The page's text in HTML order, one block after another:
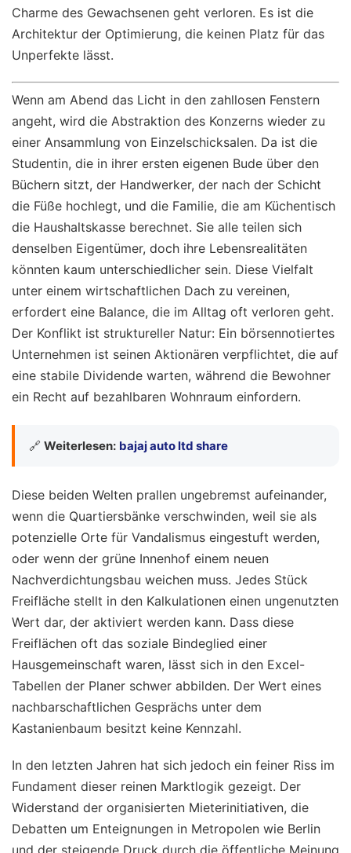
Charme des Gewachsenen geht verloren. Es ist die
Architektur der Optimierung, die keinen Platz für das
Unperfekte lässt.
Wenn am Abend das Licht in den zahllosen Fenstern
angeht, wird die Abstraktion des Konzerns wieder zu
einer Ansammlung von Einzelschicksalen. Da ist die
Studentin, die in ihrer ersten eigenen Bude über den
Büchern sitzt, der Handwerker, der nach der Schicht
die Füße hochlegt, und die Familie, die am Küchentisch
die Haushaltskasse berechnet. Sie alle teilen sich
denselben Eigentümer, doch ihre Lebensrealitäten
könnten kaum unterschiedlicher sein. Diese Vielfalt
unter einem wirtschaftlichen Dach zu vereinen,
erfordert eine Balance, die im Alltag oft verloren geht.
Der Konflikt ist struktureller Natur: Ein börsennotiertes
Unternehmen ist seinen Aktionären verpflichtet, die auf
eine stabile Dividende warten, während die Bewohner
ein Recht auf bezahlbaren Wohnraum einfordern.
🔗 Weiterlesen: bajaj auto ltd share
Diese beiden Welten prallen ungebremst aufeinander,
wenn die Quartiersbänke verschwinden, weil sie als
potenzielle Orte für Vandalismus eingestuft werden,
oder wenn der grüne Innenhof einem neuen
Nachverdichtungsbau weichen muss. Jedes Stück
Freifläche stellt in den Kalkulationen einen ungenutzten
Wert dar, der aktiviert werden kann. Dass diese
Freiflächen oft das soziale Bindeglied einer
Hausgemeinschaft waren, lässt sich in den Excel-
Tabellen der Planer schwer abbilden. Der Wert eines
nachbarschaftlichen Gesprächs unter dem
Kastanienbaum besitzt keine Kennzahl.
In den letzten Jahren hat sich jedoch ein feiner Riss im
Fundament dieser reinen Marktlogik gezeigt. Der
Widerstand der organisierten Mieterinitiativen, die
Debatten um Enteignungen in Metropolen wie Berlin
und der steigende Druck durch die öffentliche Meinung